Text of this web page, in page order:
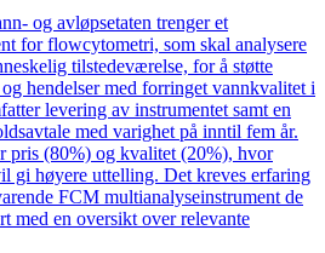
og avløpsetaten trenger et
for flowcytometri, som skal analysere
tilstedeværelse, for å støtte
og hendelser med forringet vannkvalitet i
levering av instrumentet samt en
med varighet på inntil fem år.
pris (80%) og kvalitet (20%), hvor
gi høyere uttelling. Det kreves erfaring
FCM multianalyseinstrument de
med en oversikt over relevante